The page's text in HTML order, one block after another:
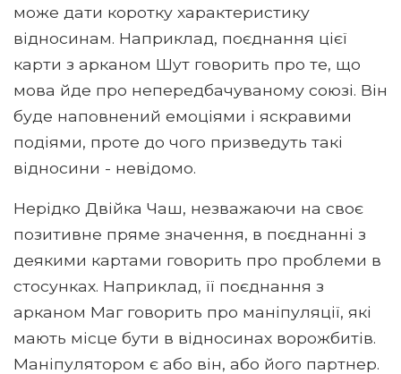
може дати коротку характеристику
відносинам. Наприклад, поєднання цієї
карти з арканом Шут говорить про те, що
мова йде про непередбачуваному союзі. Він
буде наповнений емоціями і яскравими
подіями, проте до чого призведуть такі
відносини - невідомо.
Нерідко Двійка Чаш, незважаючи на своє
позитивне пряме значення, в поєднанні з
деякими картами говорить про проблеми в
стосунках. Наприклад, її поєднання з
арканом Маг говорить про маніпуляції, які
мають місце бути в відносинах ворожбитів.
Маніпулятором є або він, або його партнер.